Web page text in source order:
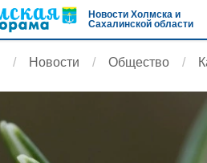
Новости Холмска и
Сахалинской области
Новости Общество